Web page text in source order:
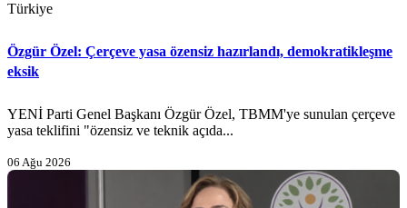
Türkiye
Özgür Özel: Çerçeve yasa özensiz hazırlandı, demokratikleşme
eksik
YENİ Parti Genel Başkanı Özgür Özel, TBMM'ye sunulan çerçeve
yasa teklifini "özensiz ve teknik açıda...
06 Ağu 2026